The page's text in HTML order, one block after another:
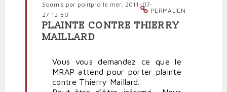
PERMALIEN
Soumis par politpro le mer, 2011-07-
27 12:50
En
réponse
PLAINTE CONTRE THIERRY
MAILLARD
Vous vous demandez ce que le
MRAP attend pour porter plainte
contre Thierry Maillard.